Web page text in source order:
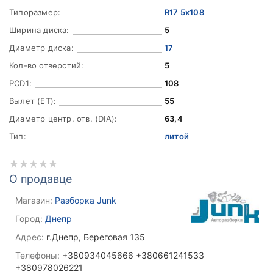
Типоразмер:
R17 5x108
Ширина диска:
5
Диаметр диска:
17
Кол-во отверстий:
5
PCD1:
108
Вылет (ET):
55
Диаметр центр. отв. (DIA):
63,4
Тип:
литой
О продавце
Магазин: Разборка Junk
Город: Днепр
Адрес: г.Днепр, Береговая 135
Телефоны: +380934045666 +380661241533
+380978026221